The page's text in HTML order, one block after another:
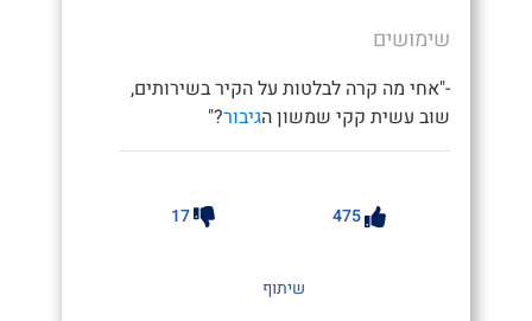
שימושים
-"אחי מה קרה לבלטות על הקיר בשירותים,
שוב עשית קקי שמשון הגיבור?"
475
17
שיתוף